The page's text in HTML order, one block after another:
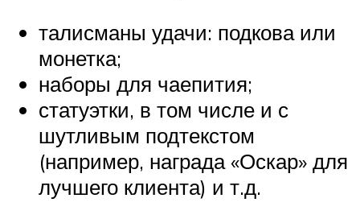
талисманы удачи: подкова или
монетка;
наборы для чаепития;
статуэтки, в том числе и с
шутливым подтекстом
(например, награда «Оскар» для
лучшего клиента) и т.д.